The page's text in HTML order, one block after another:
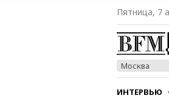
Пятница, 7
Москва
ИНТЕРВЬЮ